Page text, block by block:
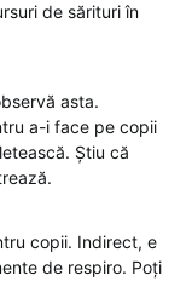
de sărituri în
asta.
a-i face pe copii
Știu că
copii. Indirect, e
de respiro. Poți